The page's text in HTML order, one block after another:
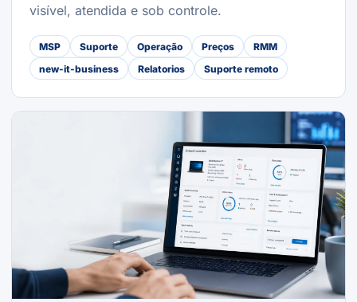
visível, atendida e sob controle.
MSP Suporte Operação Preços
RMM
new-it-business
Relatorios Suporte remoto